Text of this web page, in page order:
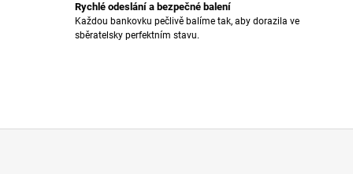
S
U
Rychlé odeslání a bezpečné balení
Každou bankovku pečlivě balíme tak, aby dorazila ve
sběratelsky perfektním stavu.